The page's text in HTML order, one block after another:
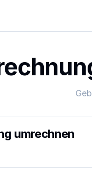
umrechnen